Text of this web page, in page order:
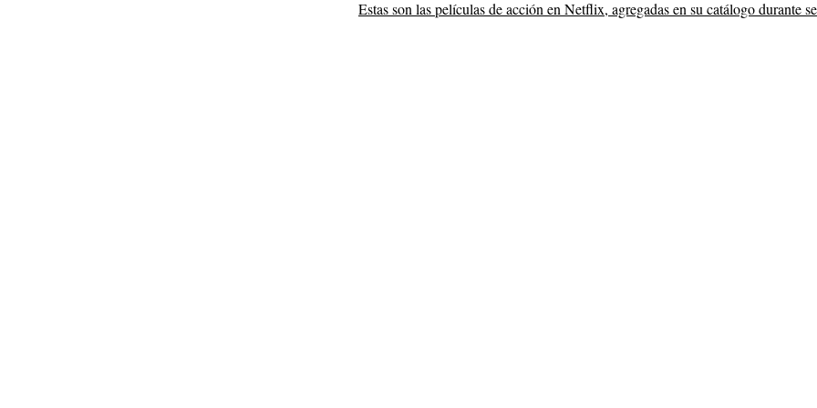
Estas son las películas de acción en Netflix, agregadas en su catálogo durante